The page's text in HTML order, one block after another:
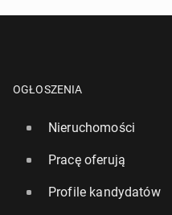
OGŁOSZENIA
Nieruchomości
Pracę oferują
Profile kandydatów